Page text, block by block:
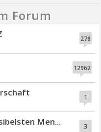
Forum
278
12962
1
3
Men...